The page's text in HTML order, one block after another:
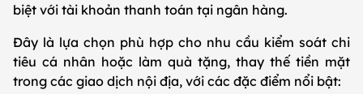
biệt với tài khoản thanh toán tại ngân hàng.
Đây là lựa chọn phù hợp cho nhu cầu kiểm soát chi
tiêu cá nhân hoặc làm quà tặng, thay thế tiền mặt
trong các giao dịch nội địa, với các đặc điểm nổi bật: